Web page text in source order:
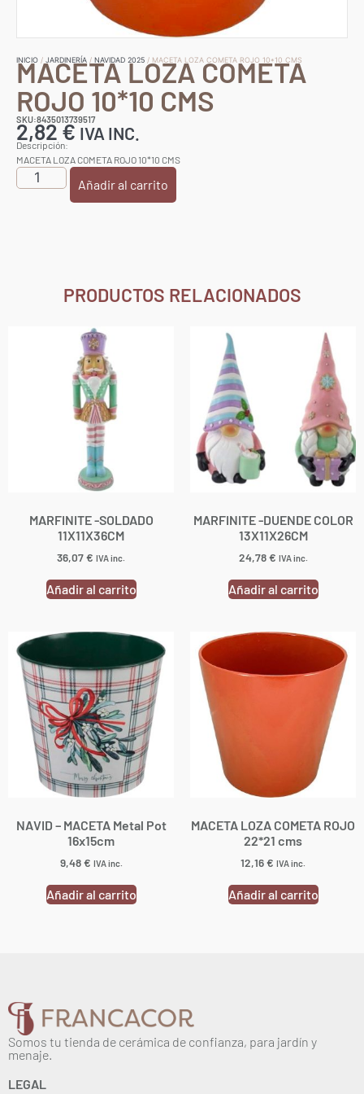
INICIO / JARDINERÍA / NAVIDAD 2025 / MACETA LOZA COMETA ROJO 10*10 CMS
MACETA LOZA COMETA
ROJO 10*10 CMS
SKU:8435013739517
2,82€ IVA INC.
Descripción:
MACETA LOZA COMETA ROJO 10*10 CMS
Añadir al carrito
PRODUCTOS RELACIONADOS
MARFINITE -SOLDADO
11X11X36CM
36,07€ IVA inc.
Añadir al carrito
MARFINITE -DUENDE COLOR
13X11X26CM
24,78€ IVA inc.
Añadir al carrito
NAVID – MACETA Metal Pot
16x15cm
9,48€ IVA inc.
Añadir al carrito
MACETA LOZA COMETA ROJO
22*21 cms
12,16€ IVA inc.
Añadir al carrito
Somos tu tienda de cerámica de confianza, para jardín y
menaje.
LEGAL